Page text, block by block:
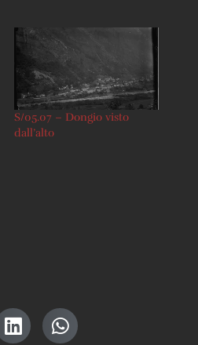
S/05.07 – Dongio visto
dall’alto